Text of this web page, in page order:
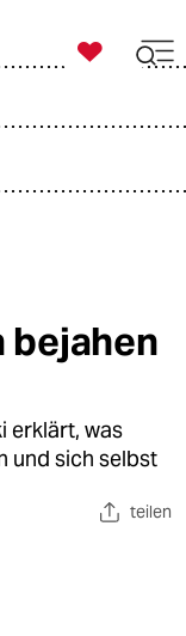

taz zahl ich
bejahen
erklärt, was
und sich selbst
teilen